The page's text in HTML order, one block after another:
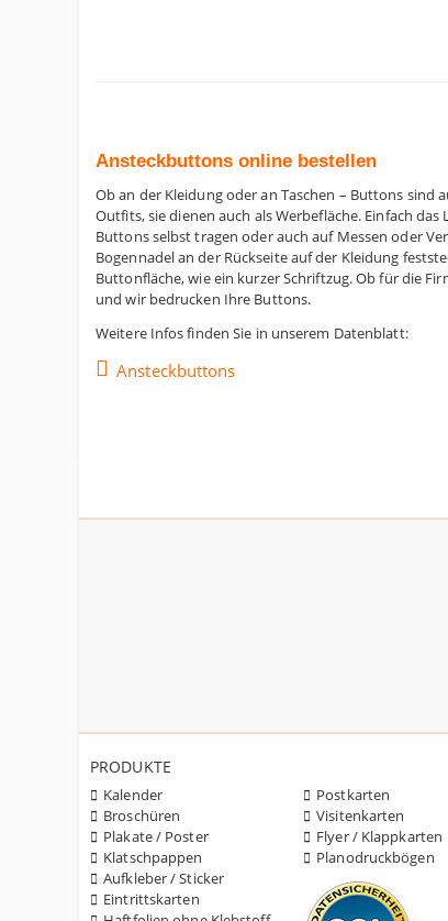
Ansteckbuttons online bestellen
Ob an der Kleidung oder an Taschen – Buttons sind
Outfits, sie dienen auch als Werbefläche. Einfach
Buttons selbst tragen oder auch auf Messen oder
Bogennadel an der Rückseite auf der Kleidung
Buttonfläche, wie ein kurzer Schriftzug. Ob für die
und wir bedrucken Ihre Buttons.
Weitere Infos finden Sie in unserem Datenblatt:
Ansteckbuttons
PRODUKTE
Kalender
Broschüren
Plakate / Poster
Klatschpappen
Aufkleber / Sticker
Eintrittskarten
Postkarten
Visitenkarten
Flyer / Klappkarten
Planodruckbögen